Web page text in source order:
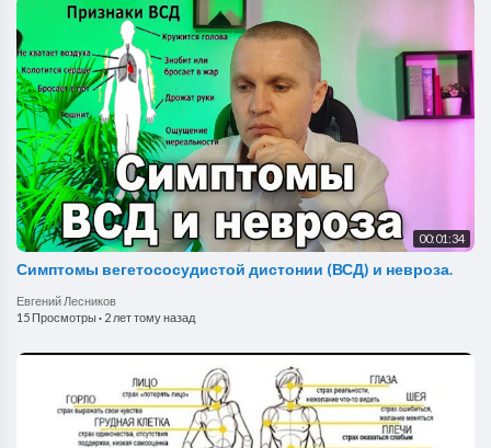
00:01:34
Симптомы вегетососудистой дистонии (ВСД) и невроза.
Евгений Лесников
15 Просмотры· 2 лет тому назад